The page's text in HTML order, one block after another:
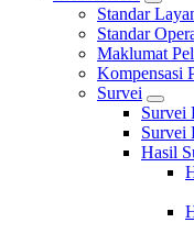
Standar
Standar
Maklumat
Kompensasi
Survei
Survei
Survei
Hasil